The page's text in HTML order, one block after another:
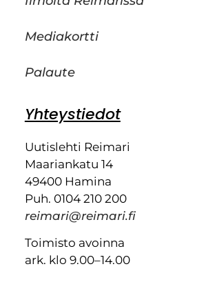
Mediakortti
Palaute
Yhteystiedot
Uutislehti Reimari
Maariankatu 14
49400 Hamina
Puh. 0104 210 200
reimari@reimari.fi
Toimisto avoinna
ark. klo 9.00–14.00